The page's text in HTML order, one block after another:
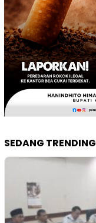
SEDANG TRENDING